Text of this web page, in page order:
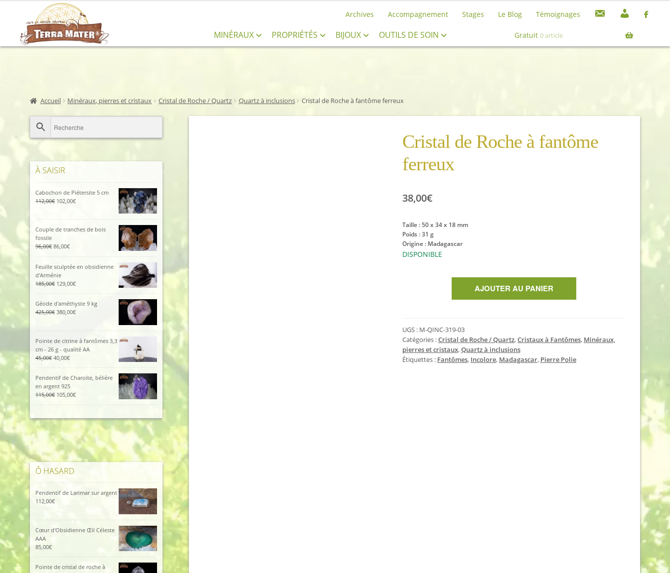
Aller
à
la
Aller
au
contenu
Archives Accompagnement Stages Le Blog Témoignages
a
n
c
o
pour :
MINÉRAUX PROPRIÉTÉS BIJOUX OUTILS DE SOIN Gratuit0 article
Accueil Minéraux, pierres et cristaux Cristal de Roche / Quartz Quartz à inclusions Cristal de Roche à fantôme ferreux
Cristal de Roche à fantôme
ferreux
38,00€
Taille : 50 x 34 x 18 mm
Poids : 31 g
Origine : Madagascar
DISPONIBLE
Roche
à
fantôme
ferreux
AJOUTER AU PANIER
UGS : M-QINC-319-03
Catégories :Cristal de Roche / Quartz,Cristaux à Fantômes, Minéraux,
pierres et cristaux,Quartz à inclusions
Étiquettes : Fantômes, Incolore, Madagascar, Pierre Polie
À SAISIR
Cabochon de Piétersite 5 cm
112,00€ Le
102,00€Le
Couple de tranches de bois
fossile
96,00€ Le
était :
96,00€.
86,00€Le
actuel
est :
Feuille sculptée en obsidienne
d'Arménie
185,00€ Le
initial
était :
185,00€.
129,00€Le
est :
129,00€.
Géode d'améthyste 9 kg
425,00€ Le
425,00€.
380,00€Le
est :
380,00€.
Pointe de citrine à fantômes 3,3
cm - 26 g - qualité AA
45,00€ Le
était :
45,00€.
40,00€Le
est :
40,00€.
Pendentif de Charoïte, bélière
en argent 925
115,00€ Le
était :
115,00€.
105,00€Le
est :
105,00€.
Ô HASARD
Pendentif de Larimar sur argent
112,00€
Cœur d'Obsidienne Œil Céleste
AAA
85,00€
Pointe de cristal de roche à